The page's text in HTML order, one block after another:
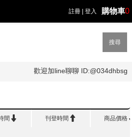
註冊 登入 購物車0
搜尋
歡迎加line聊聊 ID:@034dhbsg
間  刊登時間  商品價格